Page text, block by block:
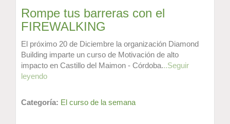
Rompe tus barreras con el
FIREWALKING
El próximo 20 de Diciembre la organización Diamond
Building imparte un curso de Motivación de alto
impacto en Castillo del Maimon - Córdoba...Seguir
leyendo
Categoría: El curso de la semana